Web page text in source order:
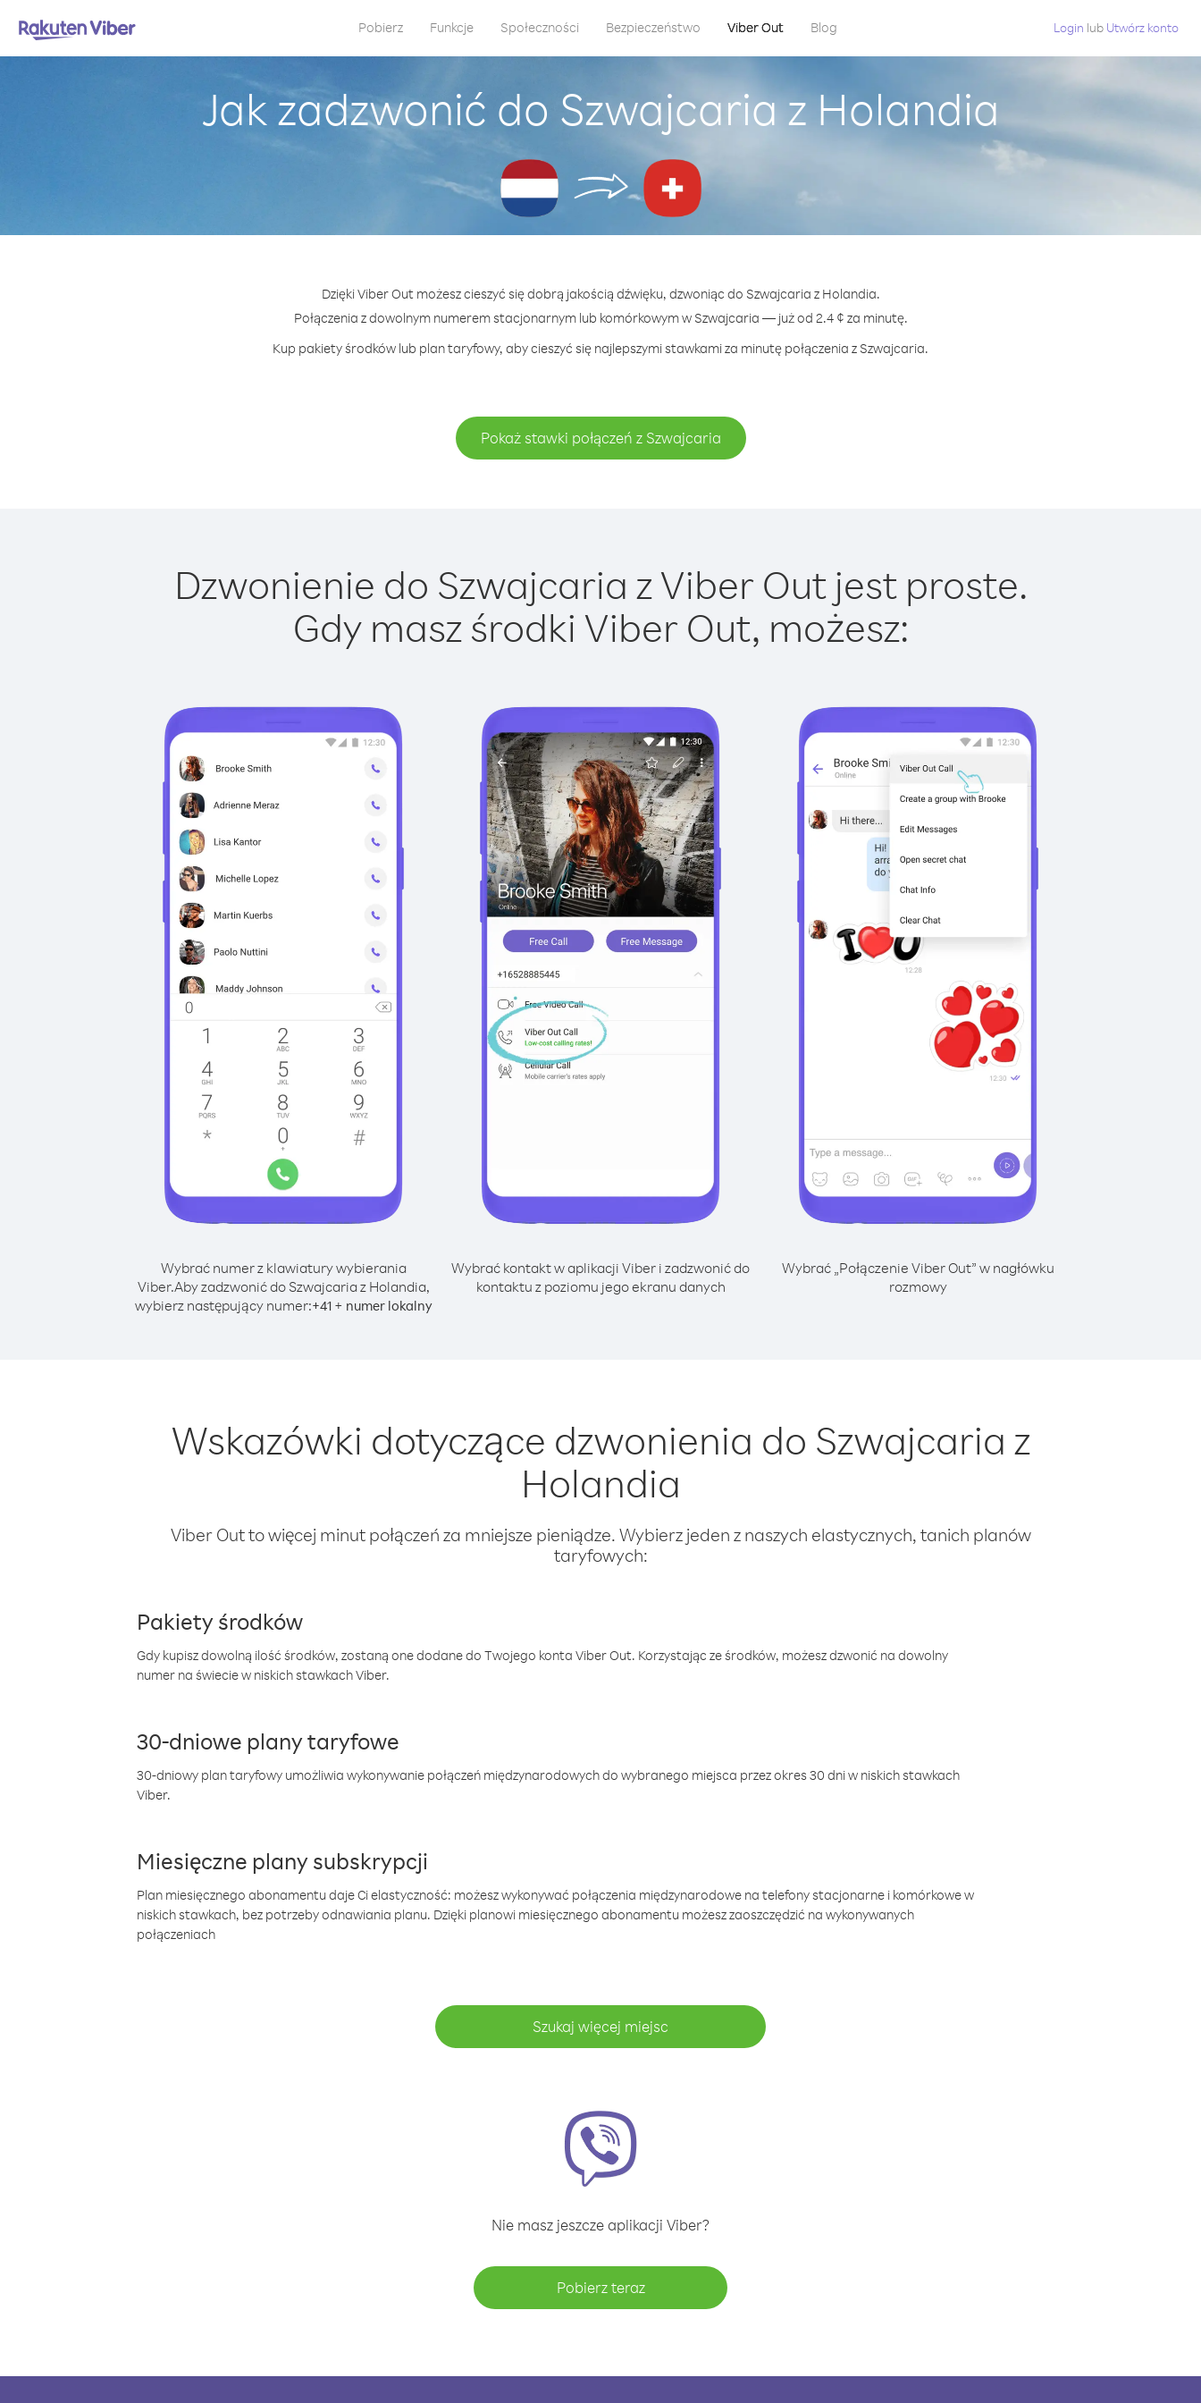
Pobierz Funkcje Społeczności Bezpieczeństwo Viber Out Blog Login lub Utwórz konto
Jak zadzwonić do Szwajcaria z Holandia
Dzięki Viber Out możesz cieszyć się dobrą jakością dźwięku, dzwoniąc do Szwajcaria z Holandia.
Połączenia z dowolnym numerem stacjonarnym lub komórkowym w Szwajcaria — już od 2.4 ¢ za minutę.
Kup pakiety środków lub plan taryfowy, aby cieszyć się najlepszymi stawkami za minutę połączenia z Szwajcaria.
Pokaż stawki połączeń z Szwajcaria
Dzwonienie do Szwajcaria z Viber Out jest proste.
Gdy masz środki Viber Out, możesz:
Wybrać numer z klawiatury wybierania
Viber.Aby zadzwonić do Szwajcaria z Holandia,
wybierz następujący numer:+41+ numer lokalny
Wybrać kontakt w aplikacji Viber i zadzwonić do
kontaktu z poziomu jego ekranu danych
Wybrać „Połączenie Viber Out” w nagłówku
rozmowy
Wskazówki dotyczące dzwonienia do Szwajcaria z
Holandia
Viber Out to więcej minut połączeń za mniejsze pieniądze. Wybierz jeden z naszych elastycznych, tanich planów
taryfowych:
Pakiety środków
Gdy kupisz dowolną ilość środków, zostaną one dodane do Twojego konta Viber Out. Korzystając ze środków, możesz dzwonić na dowolny
numer na świecie w niskich stawkach Viber.
30-dniowe plany taryfowe
30-dniowy plan taryfowy umożliwia wykonywanie połączeń międzynarodowych do wybranego miejsca przez okres 30 dni w niskich stawkach
Viber.
Miesięczne plany subskrypcji
Plan miesięcznego abonamentu daje Ci elastyczność: możesz wykonywać połączenia międzynarodowe na telefony stacjonarne i komórkowe w
niskich stawkach, bez potrzeby odnawiania planu. Dzięki planowi miesięcznego abonamentu możesz zaoszczędzić na wykonywanych
połączeniach
Szukaj więcej miejsc
Nie masz jeszcze aplikacji Viber?
Pobierz teraz